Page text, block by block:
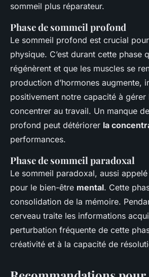
sommeil plus réparateur.
Phase de sommeil profond
Le sommeil profond est crucial
physique. C’est durant cette phase
régénèrent et que les muscles se
production d’hormones augmente,
positivement notre capacité à gérer
concentrer au travail. Un manque
profond peut détériorer la
performances.
Phase de sommeil paradoxal
Le sommeil paradoxal, aussi
pour le bien-être mental. Cette
consolidation de la mémoire.
cerveau traite les informations
perturbation fréquente de cette
créativité et à la capacité de